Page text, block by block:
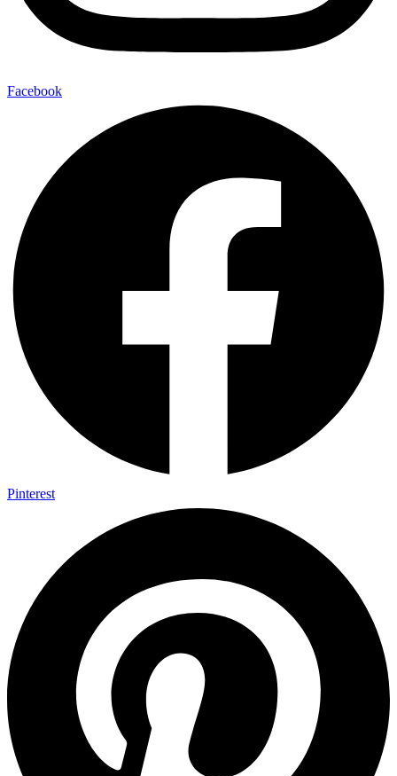
Facebook
Pinterest